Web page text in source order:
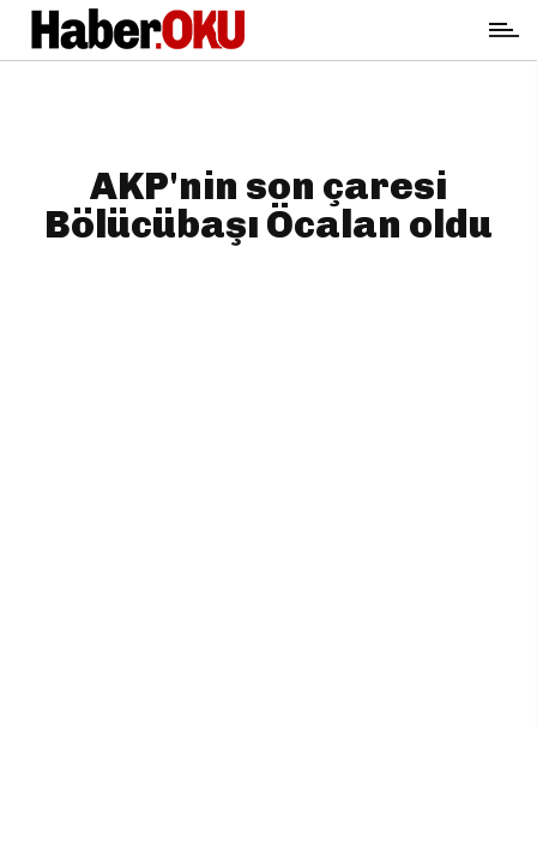
AKP'nin son çaresi
Bölücübaşı Öcalan oldu